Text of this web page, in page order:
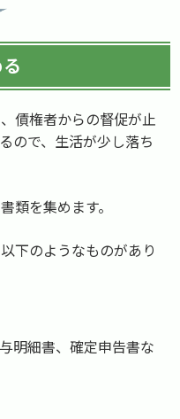
債権者からの督促が止
ので、生活が少し落ち
類を集めます。
下のようなものがあり
明細書、確定申告書な